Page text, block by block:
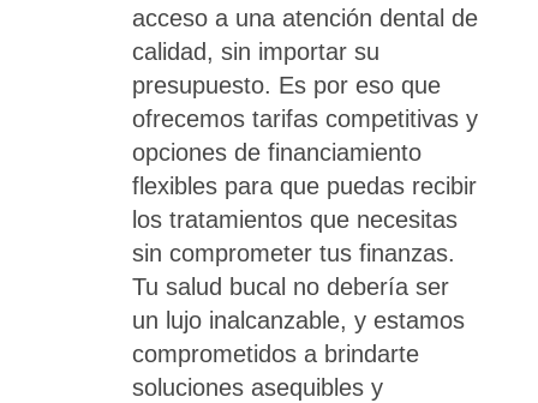
acceso a una atención dental de
calidad, sin importar su
presupuesto. Es por eso que
ofrecemos tarifas competitivas y
opciones de financiamiento
flexibles para que puedas recibir
los tratamientos que necesitas
sin comprometer tus finanzas.
Tu salud bucal no debería ser
un lujo inalcanzable, y estamos
comprometidos a brindarte
soluciones asequibles y